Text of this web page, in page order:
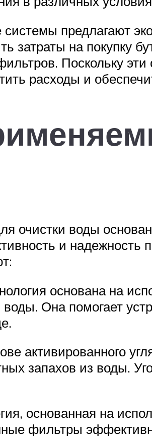
предлагают
затраты на покупку
Поскольку
расходы и
очистки воды
и надежность
основана на
Она помогает
активированного
запахов из воды.
основанная на
фильтры